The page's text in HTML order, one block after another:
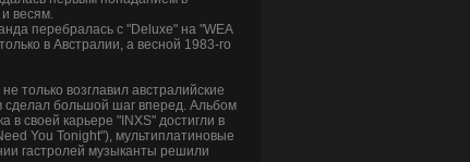
весям.
перебралась с "Deluxe" на "WEA
в Австралии, а весной 1983-го
только возглавил австралийские
сделал большой шаг вперед. Альбом
в своей карьере "INXS" достигли в
You Tonight"), мультиплатиновые
гастролей музыканты решили